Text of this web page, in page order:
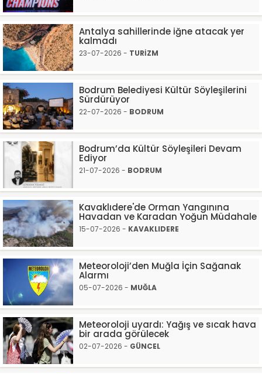
Antalya sahillerinde iğne atacak yer
kalmadı
23-07-2026 - TURİZM
Bodrum Belediyesi Kültür Söyleşilerini
Sürdürüyor
22-07-2026 - BODRUM
Bodrum’da Kültür Söyleşileri Devam
Ediyor
21-07-2026 - BODRUM
Kavaklıdere'de Orman Yangınına
Havadan ve Karadan Yoğun Müdahale
15-07-2026 - KAVAKLIDERE
Meteoroloji’den Muğla İçin Sağanak
Alarmı
05-07-2026 - MUĞLA
Meteoroloji uyardı: Yağış ve sıcak hava
bir arada görülecek
02-07-2026 - GÜNCEL